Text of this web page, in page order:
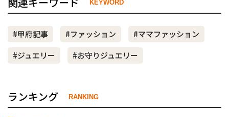
KEYWORD
#甲府記事 #ファッション
#ママファッション
#ジュエリー
#お守りジュエリー
ランキング RANKING